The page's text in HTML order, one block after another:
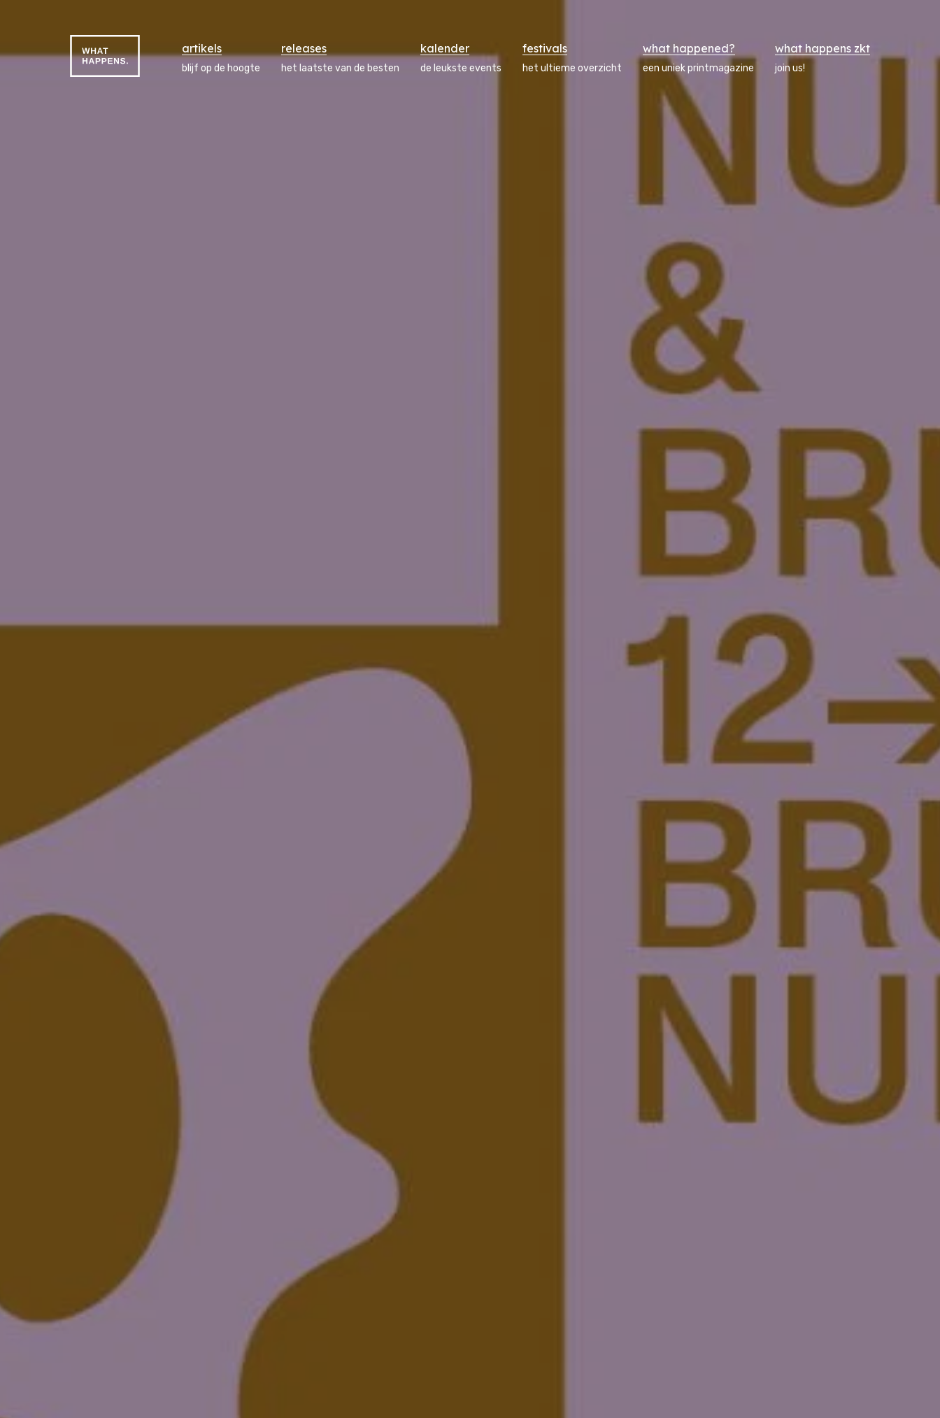
artikels
blijf op de hoogte
releases
het laatste van de besten
kalender
de leukste events
festivals
het ultieme overzicht
what happened?
een uniek printmagazine
what happens zkt
join us!